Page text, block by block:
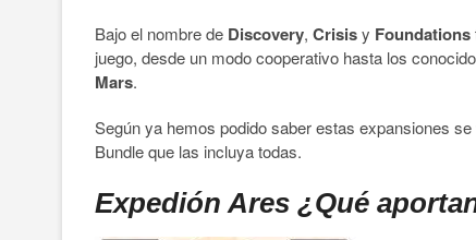
Bajo el nombre de Discovery, Crisisy Foundations
juego, desde un modo cooperativo hasta los
Mars.
Según ya hemos podido saber estas expansiones
Bundle que las incluya todas.
Expedión Ares ¿Qué